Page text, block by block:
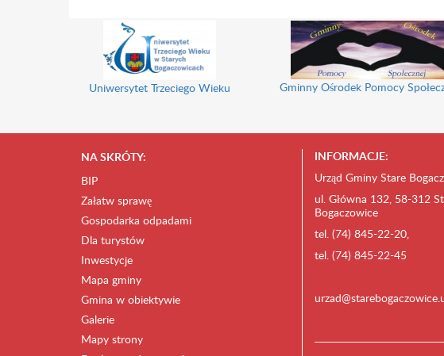
Uniwersytet Trzeciego Wieku Gminny Ośrodek Pomocy
NA SKRÓTY:
BIP
Załatw sprawę
Gospodarka odpadami
Dla turystów
Inwestycje
Mapa gminy
Gmina w obiektywie
Galerie
Mapy strony
INFORMACJE:
Urząd Gminy Stare
ul. Główna 132, 58-312
Bogaczowice
tel. (74) 845-22-20,
tel. (74) 845-22-45